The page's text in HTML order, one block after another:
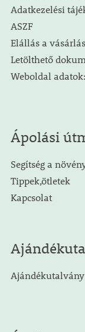
Adatkezelési
ASZF
Elállás a
Letölthető
Weboldal
Ápolási
Segítség a
Tippek,ötletek
Kapcsolat
Ajándékutalvány